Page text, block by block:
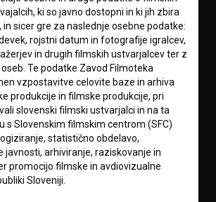
ki so javno dostopni in ki jih zbira
in sicer gre za naslednje osebne podatke:
rojstni datum in fotografije igralcev,
in drugih filmskih ustvarjalcev ter z
Te podatke Zavod Filmoteka
vzpostavitve celovite baze in arhiva
produkcije in filmske produkcije, pri
slovenski filmski ustvarjalci in na ta
s Slovenskim filmskim centrom (SFC)
statistično obdelavo,
javnosti, arhiviranje, raziskovanje in
promocijo filmske in avdiovizualne
Sloveniji.